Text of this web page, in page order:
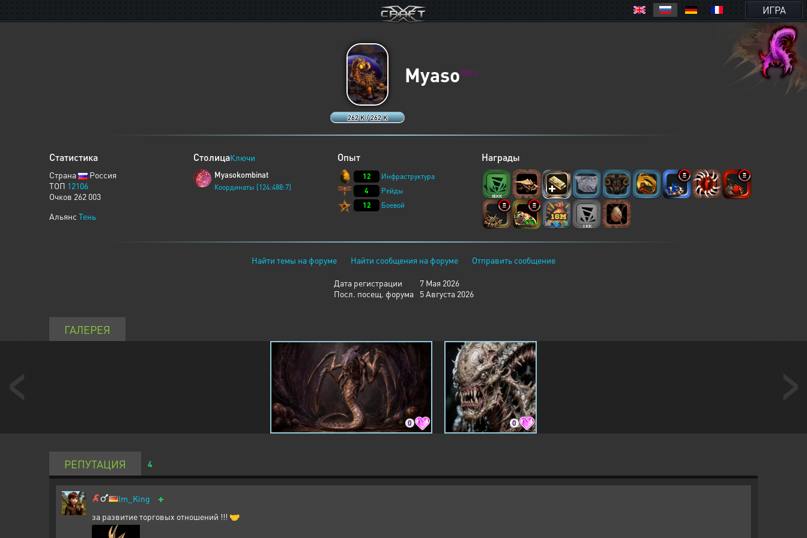
ИГРА
262 K / 262 K
MyasoXERJ
Статистика
Страна
Россия
ТОП 12106
Очков 262 003
Альянс Тень
СтолицаКлючи
Myasokombinat
Координаты [124:488:7]
Опыт
12
Инфраструктура
4
Рейды
12
Боевой
Награды
Найти темы на форуме Найти сообщения на форуме Отправить сообщение
Дата регистрации
7 Мая 2026
Посл. посещ. форума
5 Августа 2026
ГАЛЕРЕЯ
0 0
РЕПУТАЦИЯ 4
Im_King +
за развитие торговых отношений !!! 🤝